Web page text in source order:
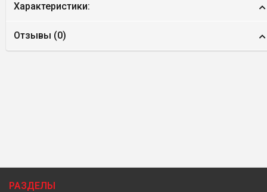
Характеристики:
Отзывы (0)
РАЗДЕЛЫ